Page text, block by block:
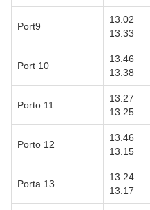
Port9
13.02
13.33
Port 10
13.46
13.38
Porto 11
13.27
13.25
Porto 12
13.46
13.15
Porta 13
13.24
13.17